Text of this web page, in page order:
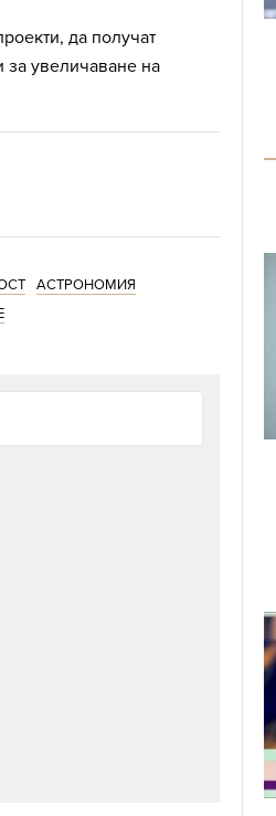
да получат
за увеличаване на
АСТРОНОМИЯ